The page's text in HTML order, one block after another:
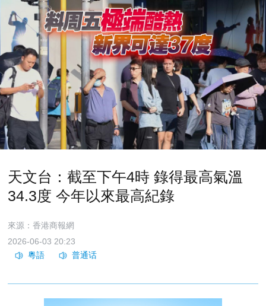
天文台：截至下午4時 錄得最高氣溫
34.3度 今年以來最高紀錄
來源：香港商報網
2026-06-03 20:23